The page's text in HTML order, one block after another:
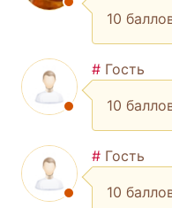
10
# Гость
10
# Гость
10